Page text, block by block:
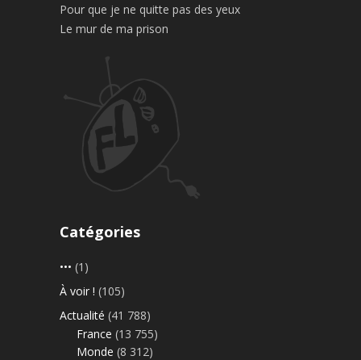
Pour que je ne quitte pas des yeux
Le mur de ma prison
Catégories
••• (1)
À voir ! (105)
Actualité (41 788)
France (13 755)
Monde (8 312)